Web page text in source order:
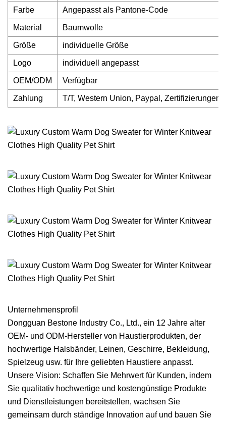
Farbe Angepasst als Pantone-Code
Material Baumwolle
Größe individuelle Größe
Logo individuell angepasst
OEM/ODM Verfügbar
Zahlung T/T, Western Union, Paypal, Zertifizierungen
Unternehmensprofil
Dongguan Bestone Industry Co., Ltd., ein 12 Jahre alter
OEM- und ODM-Hersteller von Haustierprodukten, der
hochwertige Halsbänder, Leinen, Geschirre, Bekleidung,
Spielzeug usw. für Ihre geliebten Haustiere anpasst.
Unsere Vision: Schaffen Sie Mehrwert für Kunden, indem
Sie qualitativ hochwertige und kostengünstige Produkte
und Dienstleistungen bereitstellen, wachsen Sie
gemeinsam durch ständige Innovation auf und bauen Sie